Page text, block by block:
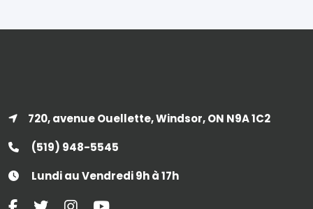
720, avenue Ouellette, Windsor, ON N9A 1C2
(519) 948-5545
Lundi au Vendredi 9h à 17h